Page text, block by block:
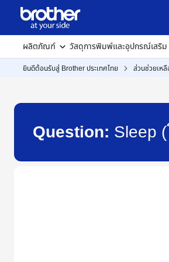
ผลิตภัณฑ์ วัสดุการพิมพ์และอุปกรณ์เสริม
ยินดีต้อนรับสู่ Brother ประเทศไทย ส่วนช่วยเห
Question: Sleep